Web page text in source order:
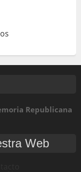
Republicana
Web